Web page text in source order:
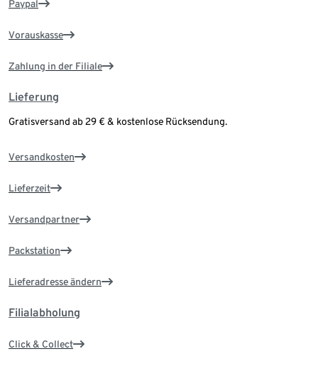
Paypal
Vorauskasse
Zahlung in der Filiale
Lieferung
Gratisversand ab 29 € & kostenlose Rücksendung.
Versandkosten
Lieferzeit
Versandpartner
Packstation
Lieferadresse ändern
Filialabholung
Click & Collect